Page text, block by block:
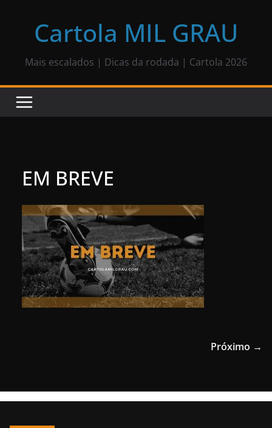
Cartola MIL GRAU
Mais escalados | Dicas da rodada | Cartola 2026
EM BREVE
Próximo →